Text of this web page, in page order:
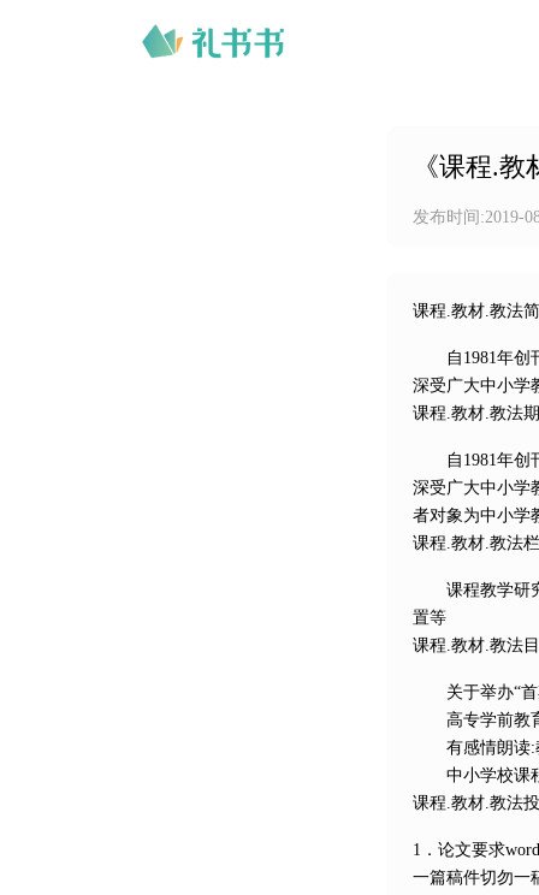
《课程.
发布时间:2019-
课程.教材.教法
自1981年创刊
深受广大中小学
课程.教材.教法
自1981年创刊
深受广大中小学
者对象为中小学
课程.教材.教法
课程教学研究
置等
课程.教材.教法
关于举办“首
高专学前教育
有感情朗读:
中小学校课
课程.教材.教法
1．论文要求
一篇稿件切勿一